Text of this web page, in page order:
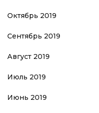
Октябрь 2019
Сентябрь 2019
Август 2019
Июль 2019
Июнь 2019